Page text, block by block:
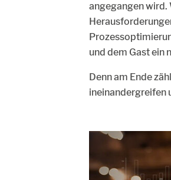
angegangen wird.
und dem Gast ein
Denn am Ende
ineinandergreifen